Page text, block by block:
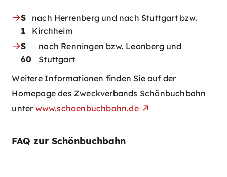
S
1
nach Herrenberg und nach Stuttgart bzw.
Kirchheim
S
60
nach Renningen bzw. Leonberg und
Stuttgart
Weitere Informationen finden Sie auf der
Homepage des Zweckverbands Schönbuchbahn
unter www.schoenbuchbahn.de
FAQ zur Schönbuchbahn